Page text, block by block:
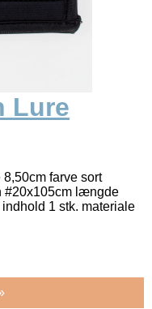
Lure
farve sort
#20x105cm længde
1 stk. materiale